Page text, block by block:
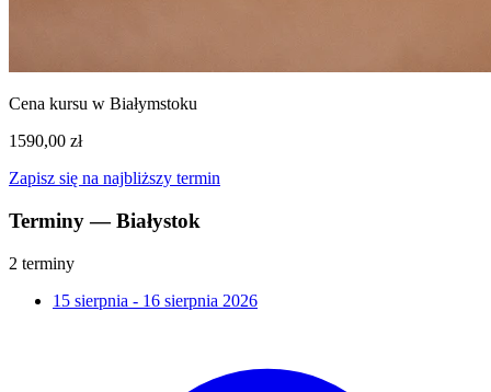
Cena kursu w Białymstoku
1590,00 zł
Zapisz się na najbliższy termin
Terminy — Białystok
2 terminy
15 sierpnia - 16 sierpnia 2026